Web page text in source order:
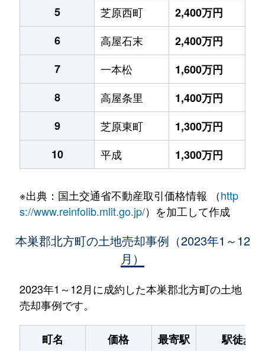
5
芝原西町
2,400万円
6
高屋石末
2,400万円
7
一本松
1,600万円
8
高屋条里
1,400万円
9
芝原東町
1,300万円
10
平成 1,300万円
※出典：国土交通省不動産取引価格情報 （http
s://www.reinfolib.mlit.go.jp/）を加工して作成
本巣郡北方町の土地売却事例（2023年1～12
月）
2023年1～12月に成約した本巣郡北方町の土地
売却事例です。
町名 価格 最寄駅
駅徒歩